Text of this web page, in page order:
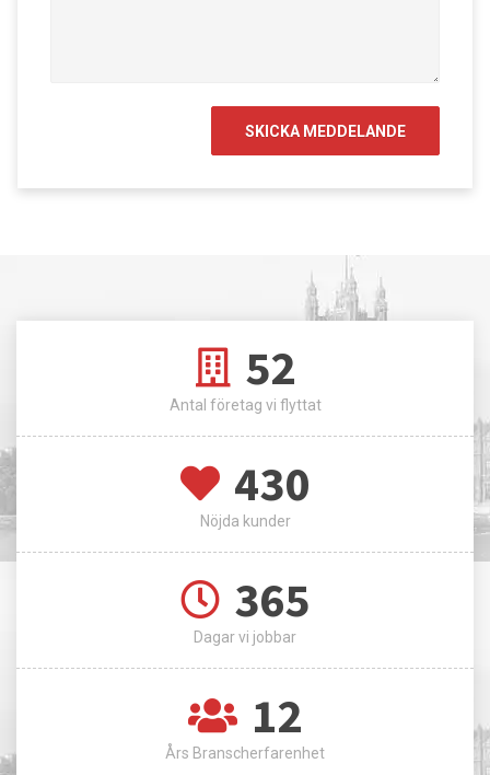
52
Antal företag vi flyttat
430
Nöjda kunder
365
Dagar vi jobbar
12
Års Branscherfarenhet